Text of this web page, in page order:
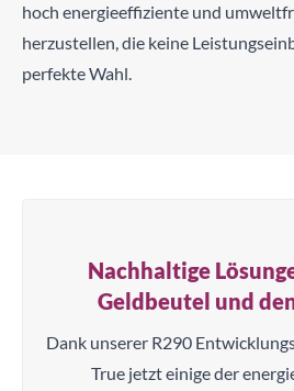
hoch energieeffiziente und
herzustellen, die keine
perfekte Wahl.
Nachhaltige
Geldbeutel und
Dank unserer R290
True jetzt einige der